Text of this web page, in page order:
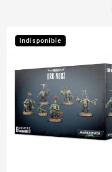
Indisponible